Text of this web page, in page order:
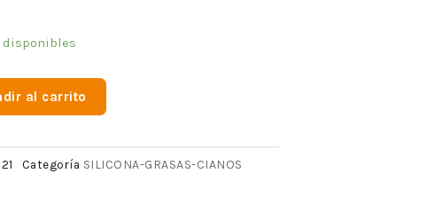
disponibles
al carrito
Categoría SILICONA-GRASAS-CIANOS